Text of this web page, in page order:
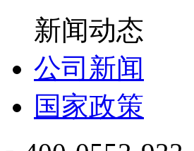
新闻动态
公司新闻
国家政策